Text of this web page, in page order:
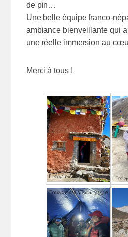
de pin…
Une belle équipe franco-
ambiance bienveillante qui
une réelle immersion au
Merci à tous !